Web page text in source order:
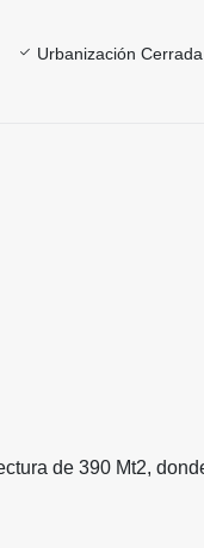
Urbanización Cerrada
de 390 Mt2,